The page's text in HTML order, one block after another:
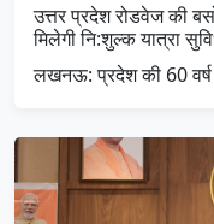
उत्तर प्रदेश रोडवेज की
मिलेगी नि:शुल्क यात्रा
लखनऊ: प्रदेश की 60